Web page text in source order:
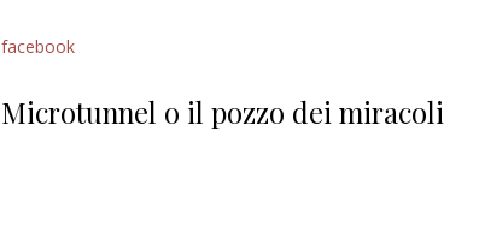
facebook
Microtunnel o il pozzo dei miracoli